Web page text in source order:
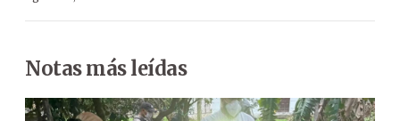
Notas más leídas